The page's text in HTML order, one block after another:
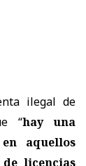
ilegal de
“hay una
aquellos
licencias